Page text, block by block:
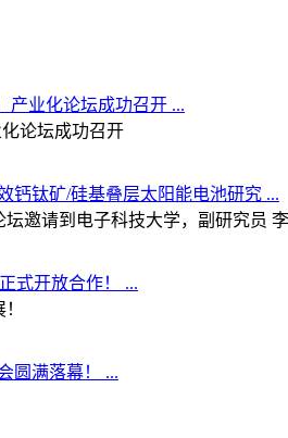
产业化论坛成功召开 ...
论坛成功召开
钙钛矿/硅基叠层太阳能电池研究 ...
邀请到电子科技大学，副研究员
式开放合作！ ...
圆满落幕！ ...